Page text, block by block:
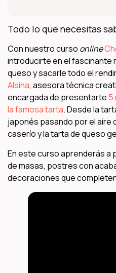
Todo lo que necesitas
Con nuestro curso online
introducirte en el fascinante
queso y sacarle todo el
Alsina, asesora técnica
encargada de presentarte 5
la famosa tarta. Desde la
japonés pasando por el aire
caserío y la tarta de queso
En este curso aprenderás a
de masas, postres con
decoraciones que